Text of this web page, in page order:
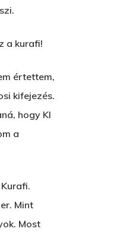
a kurafi!
értettem,
kifejezés.
hogy KI
a
Mint
Most
Főoldal
Bolt
Könyveim
A Veszett Ügy
Szerelem És…
Egy Nyár
Ajándék – Karácsonyi
Novellák
Eltojtuk Nyuszi
EGY LAKTANYÁT,
Rólam
Bristolt Látni
Feliratkozás
Kapcsolat